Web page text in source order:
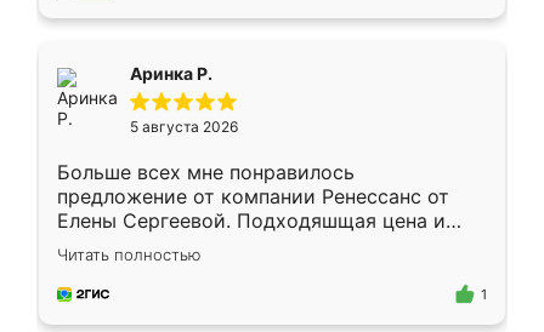
Аринка Р.
5 августа 2026
Больше всех мне понравилось
предложение от компании Ренессанс от
Елены Сергеевой. Подходяшщая цена и
короткие сроки изготовления. Приехавший
для замера сотрудник Владислав
предложил по моему эскизу самый
Читать полностью
1